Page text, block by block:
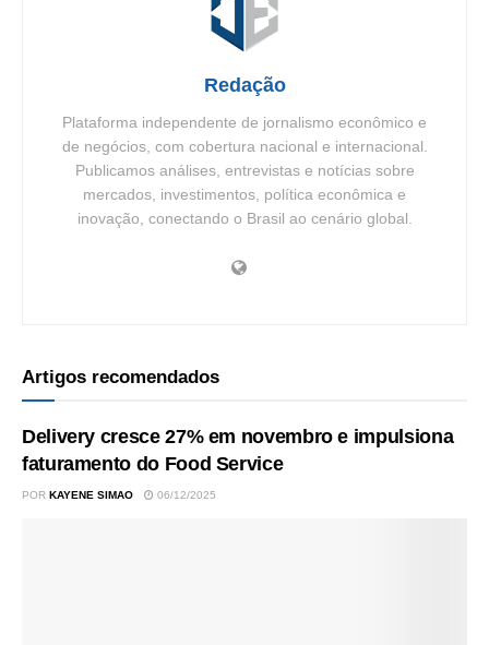
Redação
Plataforma independente de jornalismo econômico e
de negócios, com cobertura nacional e internacional.
Publicamos análises, entrevistas e notícias sobre
mercados, investimentos, política econômica e
inovação, conectando o Brasil ao cenário global.
Artigos recomendados
Delivery cresce 27% em novembro e impulsiona
faturamento do Food Service
POR KAYENE SIMAO 06/12/2025